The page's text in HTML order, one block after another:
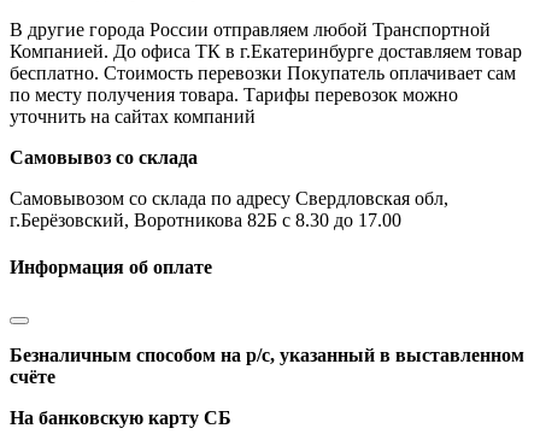
В другие города России отправляем любой Транспортной
Компанией. До офиса ТК в г.Екатеринбурге доставляем товар
бесплатно. Стоимость перевозки Покупатель оплачивает сам
по месту получения товара. Тарифы перевозок можно
уточнить на сайтах компаний
Самовывоз со склада
Самовывозом со склада по адресу Свердловская обл,
г.Берёзовский, Воротникова 82Б с 8.30 до 17.00
Информация об оплате
Безналичным способом на р/с, указанный в выставленном
счёте
На банковскую карту СБ